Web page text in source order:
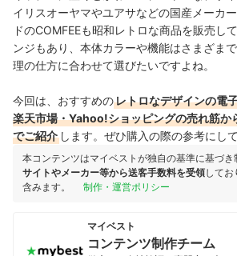
イリスオーヤマやユアサなどの国産メーカ
ドのCOMFEEも昭和レトロな商品を販売し
ンジもあり、本体カラーや機能はさまざま
理の仕方に合わせて選びたいですよね。
今回は、おすすめのレトロなデザインの電
楽天市場・Yahoo!ショッピングの売れ筋か
でご紹介 します。ぜひ購入の際の参考にし
本コンテンツはマイベストが独自の基準に基づき
サイトやメーカー等から送客手数料を受領して
含みます。
制作・運営ポリシー
マイベスト
コンテンツ制作チーム